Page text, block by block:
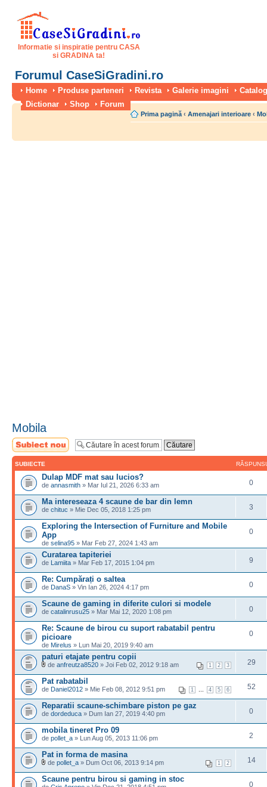
Informatie si inspiratie pentru CASA
si GRADINA ta!
Forumul CaseSiGradini.ro
Home Produse parteneri Revista Galerie imagini
Dictionar
Shop Forum
Prima pagină ‹ Amenajari interioare ‹
Mobila
Scrie un subiect
nou
SUBIECTE
Dulap MDF mat sau lucios?
de annasmith » Mar Iul 21, 2026 6:33 am 0
Ma intereseaza 4 scaune de bar din lemn
de chituc » Mie Dec 05, 2018 1:25 pm 3
Exploring the Intersection of Furniture and Mobile
App
de selina95 » Mar Feb 27, 2024 1:43 am
0
Curatarea tapiteriei
de Lamiita » Mar Feb 17, 2015 1:04 pm 9
Re: Cumpărați o saltea
de DanaS » Vin Ian 26, 2024 4:17 pm 0
Scaune de gaming in diferite culori si modele
de catalinrusu25 » Mar Mai 12, 2020 1:08 pm 0
Re: Scaune de birou cu suport rabatabil pentru
picioare
de Mirelus » Lun Mai 20, 2019 9:40 am
0
paturi etajate pentru copii
1 2 3
de anfreutza8520 » Joi Feb 02, 2012 9:18 am 29
Pat rabatabil
1 4 5 6
de Daniel2012 » Mie Feb 08, 2012 9:51 pm 52
Reparatii scaune-schimbare piston pe gaz
de dordeduca » Dum Ian 27, 2019 4:40 pm 0
mobila tineret Pro 09
de pollet_a » Lun Aug 05, 2013 11:06 pm 2
Pat in forma de masina
1 2
de pollet_a » Dum Oct 06, 2013 9:14 pm 14
Scaune pentru birou si gaming in stoc
0